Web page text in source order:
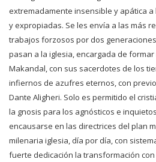
extremadamente insensible y apática
y expropiadas. Se les envía a las más
trabajos forzosos por dos
pasan a la iglesia, encargada de
Makandal, con sus sacerdotes de los
infiernos de azufres eternos, con
Dante Aligheri. Solo es permitido el
la gnosis para los agnósticos e
encausarse en las directrices del plan
milenaria iglesia, día por día, con
fuerte dedicación la transformación